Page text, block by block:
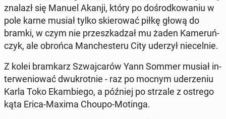
znalazł się Manuel Akanji, który po do­środ­ko­wa­niu w
pole karne musiał tylko skie­ro­wać piłkę głową do
bramki, w czym nie prze­szka­dzał mu żaden Ka­me­ruń­
czyk, ale obrońca Man­che­ste­ru City uderzył nie­cel­nie.
Z kolei bram­karz Szwaj­ca­rów Yann Sommer musiał in­
ter­we­nio­wać dwu­krot­nie - raz po mocnym ude­rze­niu
Karla Toko Ekam­bie­go, a później po strzale z ostrego
kąta Erica-Maxima Choupo-Motinga.